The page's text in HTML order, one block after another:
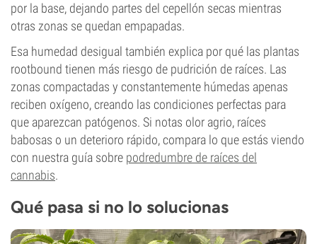
por la base, dejando partes del cepellón secas mientras
otras zonas se quedan empapadas.
Esa humedad desigual también explica por qué las plantas
rootbound tienen más riesgo de pudrición de raíces. Las
zonas compactadas y constantemente húmedas apenas
reciben oxígeno, creando las condiciones perfectas para
que aparezcan patógenos. Si notas olor agrio, raíces
babosas o un deterioro rápido, compara lo que estás viendo
con nuestra guía sobre podredumbre de raíces del
cannabis.
Qué pasa si no lo solucionas